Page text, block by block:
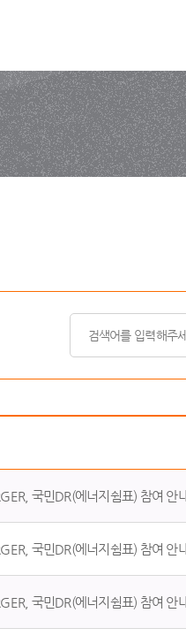
국민DR(에너지쉼표) 참여
국민DR(에너지쉼표) 참여
국민DR(에너지쉼표) 참여